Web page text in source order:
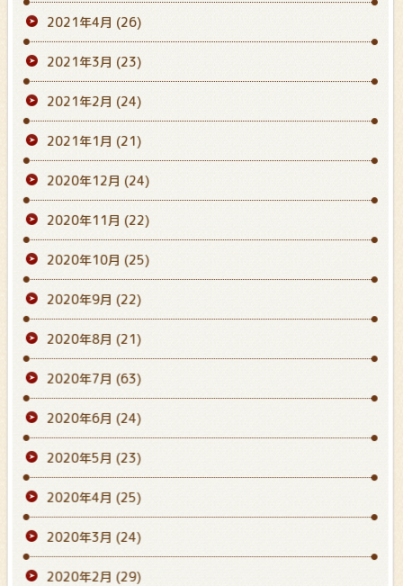
2021年4月 (26)
2021年3月 (23)
2021年2月 (24)
2021年1月 (21)
2020年12月 (24)
2020年11月 (22)
2020年10月 (25)
2020年9月 (22)
2020年8月 (21)
2020年7月 (63)
2020年6月 (24)
2020年5月 (23)
2020年4月 (25)
2020年3月 (24)
2020年2月 (29)